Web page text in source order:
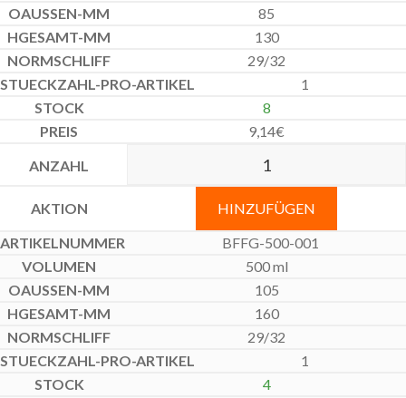
85
130
29/32
1
8
9,14€
HINZUFÜGEN
BFFG-500-001
500 ml
105
160
29/32
1
4